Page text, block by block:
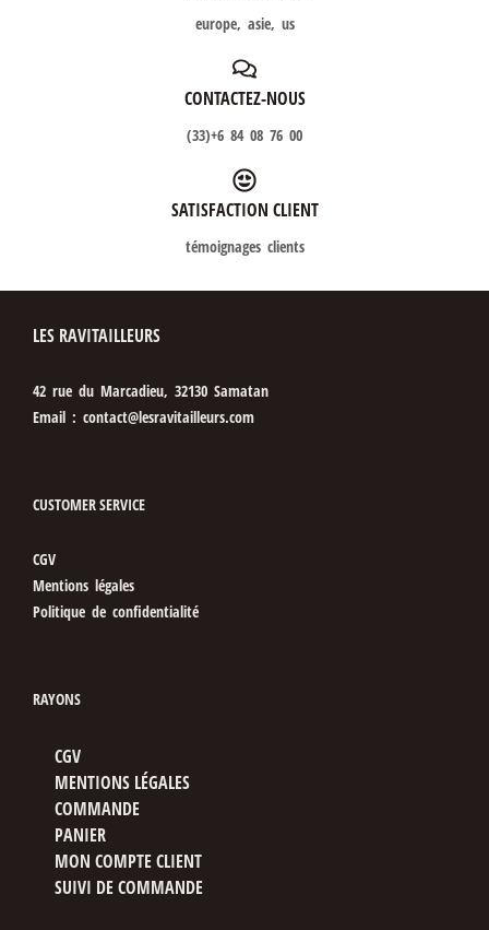
europe, asie, us
CONTACTEZ-NOUS
(33)+6 84 08 76 00
SATISFACTION CLIENT
témoignages clients
LES RAVITAILLEURS
42 rue du Marcadieu, 32130 Samatan
Email : contact@lesravitailleurs.com
CUSTOMER SERVICE
CGV
Mentions légales
Politique de confidentialité
RAYONS
CGV
MENTIONS LÉGALES
COMMANDE
PANIER
MON COMPTE CLIENT
SUIVI DE COMMANDE